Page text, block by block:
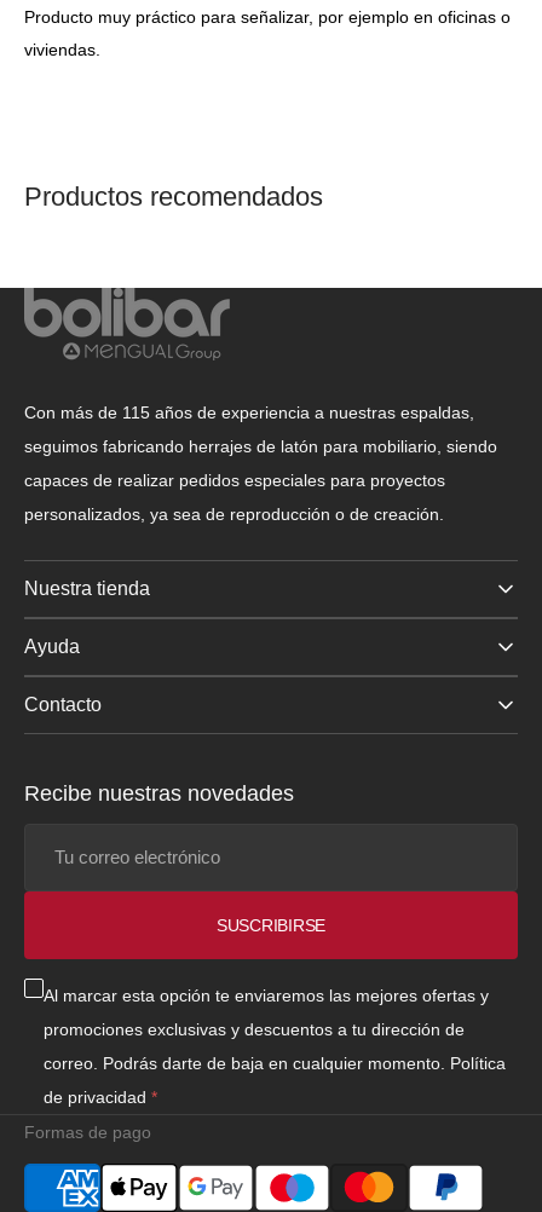
Producto muy práctico para señalizar, por ejemplo en oficinas o
viviendas.
Productos recomendados
Con más de 115 años de experiencia a nuestras espaldas,
seguimos fabricando herrajes de latón para mobiliario, siendo
capaces de realizar pedidos especiales para proyectos
personalizados, ya sea de reproducción o de creación.
Nuestra tienda
Ayuda
Contacto
Recibe nuestras novedades
SUSCRIBIRSE
Al marcar esta opción te enviaremos las mejores ofertas y
promociones exclusivas y descuentos a tu dirección de
correo. Podrás darte de baja en cualquier momento. Política
de privacidad
Formas de pago